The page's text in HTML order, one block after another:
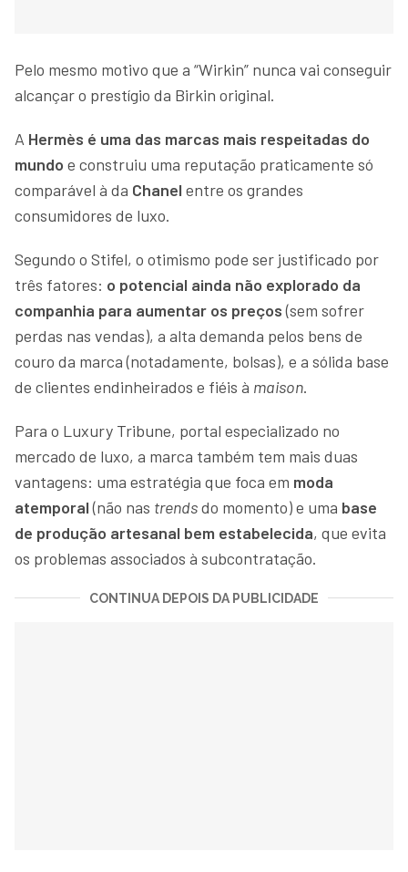
Pelo mesmo motivo que a “Wirkin” nunca vai conseguir
alcançar o prestígio da Birkin original.
A Hermès é uma das marcas mais respeitadas do
mundo e construiu uma reputação praticamente só
comparável à da Chanel entre os grandes
consumidores de luxo.
Segundo o Stifel, o otimismo pode ser justificado por
três fatores: o potencial ainda não explorado da
companhia para aumentar os preços(sem sofrer
perdas nas vendas), a alta demanda pelos bens de
couro da marca (notadamente, bolsas), e a sólida base
de clientes endinheirados e fiéis à maison.
Para o Luxury Tribune, portal especializado no
mercado de luxo, a marca também tem mais duas
vantagens: uma estratégia que foca em moda
atemporal(não nas trendsdo momento) e uma base
de produção artesanal bem estabelecida, que evita
os problemas associados à subcontratação.
CONTINUA DEPOIS DA PUBLICIDADE